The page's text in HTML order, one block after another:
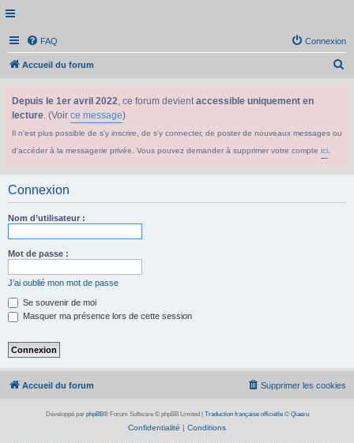
FAQ Connexion
Accueil du forum
Depuis le 1er avril 2022, ce forum devientaccessible uniquement en
lecture. (Voir ce message)
Il n'est plus possible de s'y inscrire, de s'y connecter, de poster de nouveaux messages ou
d'accéder à la messagerie privée. Vous pouvez demander à supprimer votre compte ici
Connexion
Nom d’utilisateur :
Mot de passe :
J’ai oublié mon mot de passe
Se souvenir de moi
Masquer ma présence lors de cette session
Accueil du forum Supprimer les cookies
Développé par phpBB® Forum Software © phpBB Limited Traduction française officielle© Qiaeru
Confidentialité | Conditions